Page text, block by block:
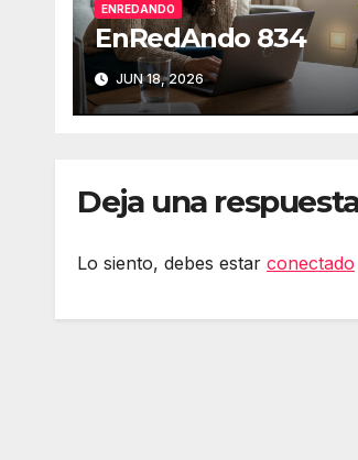
ENREDANDO
EnRedAndo 834
JUN 18, 2026
Deja una
Lo siento, debes estar conectado